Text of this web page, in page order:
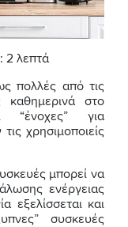
2 λεπτά
πολλές από τις
καθημερινά στο
για
χρησιμοποιείς
μπορεί να
ενέργειας
εξελίσσεται και
συσκευές